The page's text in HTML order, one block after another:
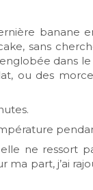
banane
sans
dans le
ou des
ne ressort
ma part, j’ai